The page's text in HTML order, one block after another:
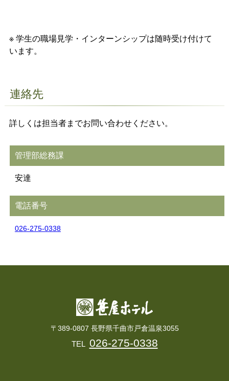
※ 学生の職場見学・インターンシップは随時受け付けて
います。
連絡先
詳しくは担当者までお問い合わせください。
管理部総務課
安達
電話番号
026-275-0338
〒389-0807 長野県千曲市戸倉温泉3055
TEL 026-275-0338